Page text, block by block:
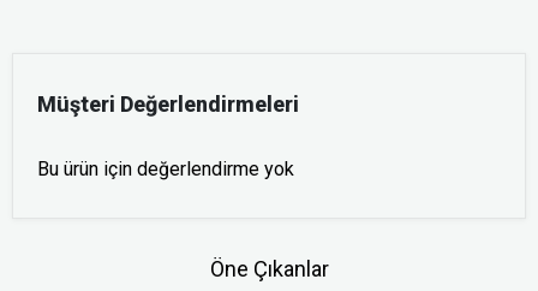
Müşteri Değerlendirmeleri
Bu ürün için değerlendirme yok
Öne Çıkanlar